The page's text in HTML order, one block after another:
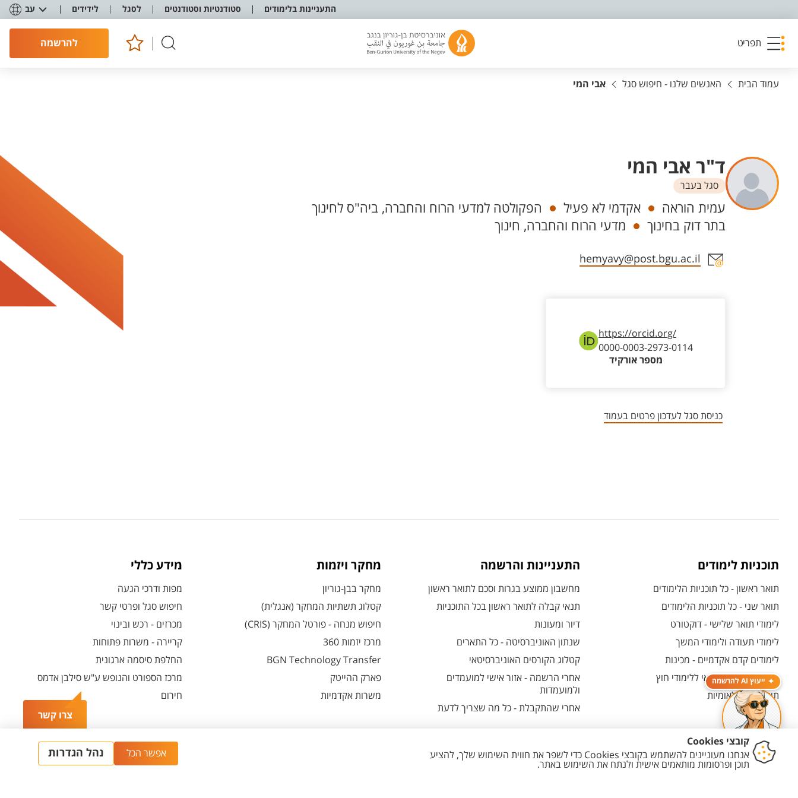
התעניינות בלימודים סטודנטיות וסטודנטים לסגל לידידים עב
תפריט להרשמה
צרו קשר
ייעוץ AI להרשמה
עמוד הבית האנשים שלנו - חיפוש סגל אבי המי
ד"ר אבי המי
סגל בעבר
יחידות
עמית הוראה אקדמי לא פעיל
הפקולטה למדעי הרוח והחברה, ביה"ס לחינוך
בתר דוק בחינוך
מדעי הרוח והחברה, חינוך
אזור צור קשר עם איש הסגל
hemyavy@post.bgu.ac.il
https://orcid.org/
0000-0003-2973-0114
מספר אורקיד
כניסת סגל לעדכון פרטים בעמוד
תוכניות לימודים
תואר ראשון - כל תוכניות הלימודים
תואר שני - כל תוכניות הלימודים
לימודי תואר שלישי - דוקטורט
לימודי תעודה ולימודי המשך
לימודים קדם אקדמיים - מכינות
המרכז האוניברסיטאי ללימודי חוץ
תוכניות בין-לאומיות
התעניינות והרשמה
מחשבון ממוצע בגרות וסכם לתואר ראשון
תנאי קבלה לתואר ראשון בכל התוכניות
דיור ומעונות
שנתון האוניברסיטה - כל התארים
קטלוג הקורסים האוניברסיטאי
אחרי הרשמה - אזור אישי למועמדים
ולמועמדות
אחרי שהתקבלת - כל מה שצריך לדעת
מחקר ויזמות
מחקר בבן-גוריון
קטלוג תשתיות המחקר (אנגלית)
חיפוש מנחה - פורטל המחקר (CRIS)
מרכז יזמות 360
BGN Technology Transfer
פארק ההייטק
משרות אקדמיות
מידע כללי
מפות ודרכי הגעה
חיפוש סגל ופרטי קשר
מכרזים - רכש ובינוי
קריירה - משרות פתוחות
החלפת סיסמה ארגונית
מרכז הספורט והנופש ע"ש סילבן אדמס
חירום